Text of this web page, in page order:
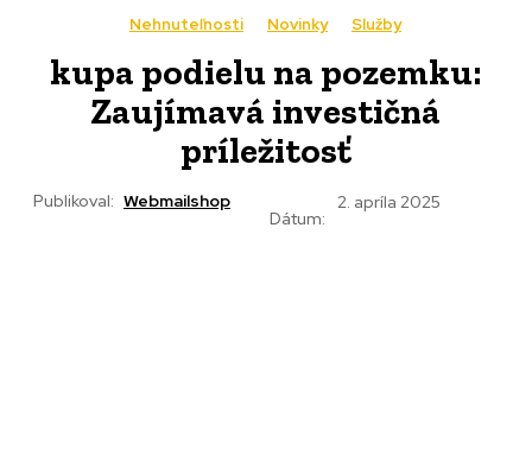
Nehnuteľnosti Novinky Služby
kupa podielu na pozemku:
Zaujímavá investičná
príležitosť
Publikoval: Webmailshop
Dátum:
2. apríla 2025